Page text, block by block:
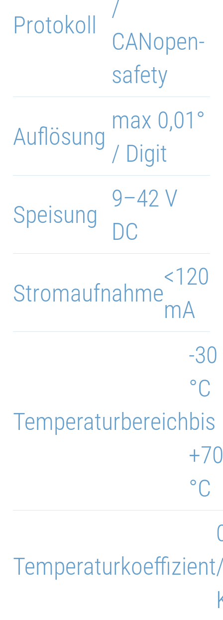
/
CANopen-
safety
Protokoll
max 0,01°
/ Digit
Auflösung
9–42 V
DC
Speisung
<120
mA
Stromaufnahme
-30
°C
bis
°C
Temperaturbereich
Temperaturkoeffizient